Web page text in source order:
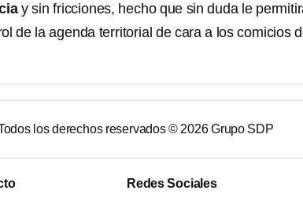
y sin fricciones, hecho que sin duda le
de la agenda territorial de cara a los comicios
los derechos reservados © 2026Grupo SDP
Redes Sociales